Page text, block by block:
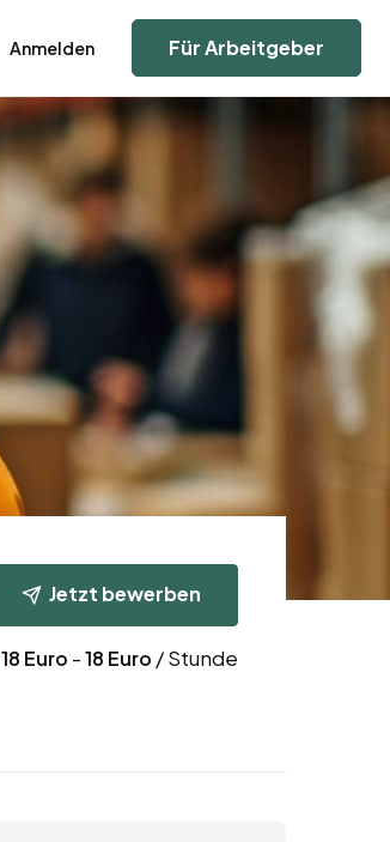
Anmelden Für Arbeitgeber
Jetzt bewerben
18 Euro -18 Euro / Stunde